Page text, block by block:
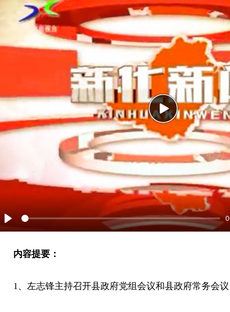
Play
Play
内容提要：
1、左志锋主持召开县政府党组会议和县政府常务会议